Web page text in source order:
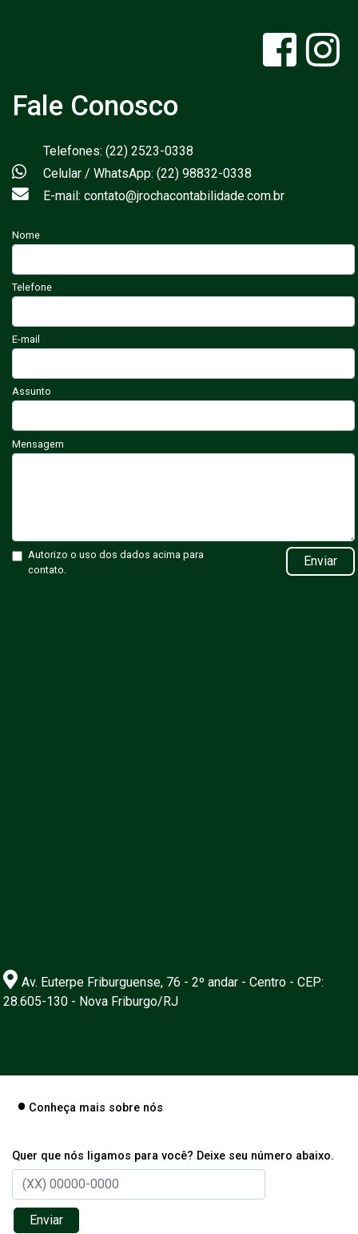
Fale Conosco
Telefones: (22) 2523-0338
Celular / WhatsApp: (22) 98832-0338
E-mail: contato@jrochacontabilidade.com.br
Nome
Telefone
E-mail
Assunto
Mensagem
Autorizo o uso dos dados acima para
contato.
Enviar
Av. Euterpe Friburguense, 76 - 2º andar - Centro - CEP:
28.605-130 - Nova Friburgo/RJ
Conheça mais sobre nós
Quer que nós ligamos para você? Deixe seu número abaixo.
Enviar